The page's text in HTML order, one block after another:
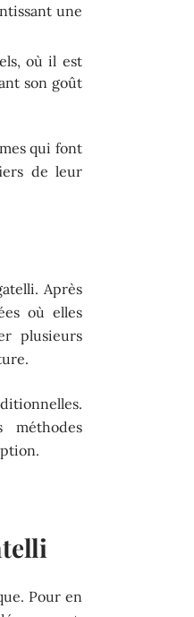
une
où il est
son goût
qui font
de leur
Après
où elles
plusieurs
méthodes
Pour en